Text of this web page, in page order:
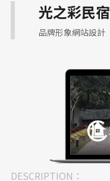
光之彩民宿
品牌形象網站設計
DESCRIPTION：